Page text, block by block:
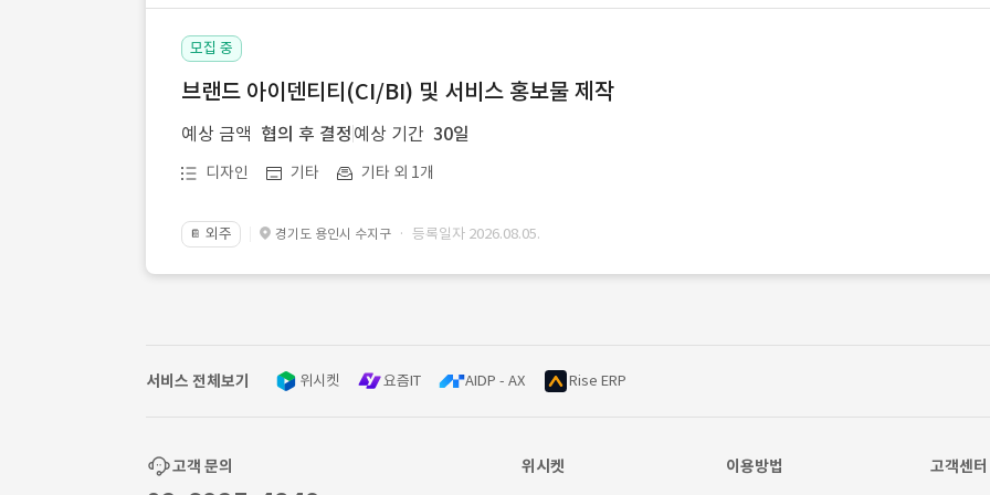
모집 중
브랜드 아이덴티티(CI/BI) 및 서비스 홍보물 제작
예상 금액 협의 후 결정 예상 기간 30일
디자인 기타 기타 외 1개
📔 외주 경기도 용인시 수지구 · 등록일자 2026.08.05.
서비스 전체보기 위시켓 요즘IT AIDP - AX Rise ERP
고객 문의 위시켓 이용방법 고객센터